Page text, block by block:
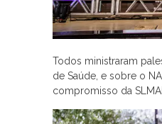
Todos ministraram
de Saúde, e sobre o
compromisso da